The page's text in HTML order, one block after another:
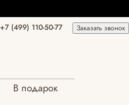
+7 (499) 110-50-77 Заказать звонок
В подарок